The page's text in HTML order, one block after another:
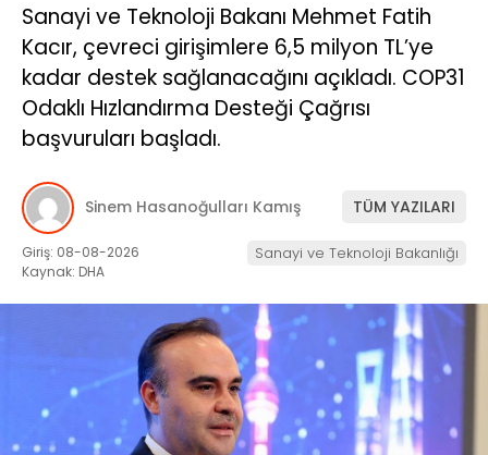
Sanayi ve Teknoloji Bakanı Mehmet Fatih
Kacır, çevreci girişimlere 6,5 milyon TL’ye
kadar destek sağlanacağını açıkladı. COP31
Odaklı Hızlandırma Desteği Çağrısı
başvuruları başladı.
Sinem Hasanoğulları Kamış TÜM YAZILARI
Giriş: 08-08-2026
Kaynak: DHA
Sanayi ve Teknoloji Bakanlığı